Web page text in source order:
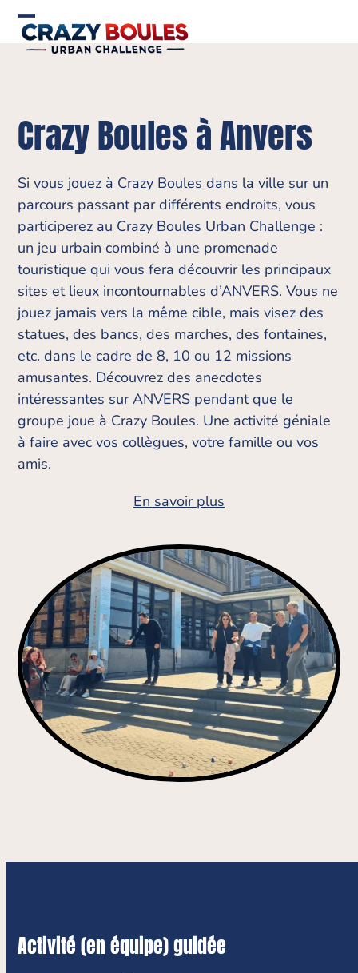
Skip
content
Open
mobile
Close
mobile
Crazy Boules à Anvers
Si vous jouez à Crazy Boules dans la ville sur un
parcours passant par différents endroits, vous
participerez au Crazy Boules Urban Challenge :
un jeu urbain combiné à une promenade
touristique qui vous fera découvrir les principaux
sites et lieux incontournables d’ANVERS. Vous ne
jouez jamais vers la même cible, mais visez des
statues, des bancs, des marches, des fontaines,
etc. dans le cadre de 8, 10 ou 12 missions
amusantes. Découvrez des anecdotes
intéressantes sur ANVERS pendant que le
groupe joue à Crazy Boules. Une activité géniale
à faire avec vos collègues, votre famille ou vos
amis.
En savoir plus
Activité (en équipe) guidée